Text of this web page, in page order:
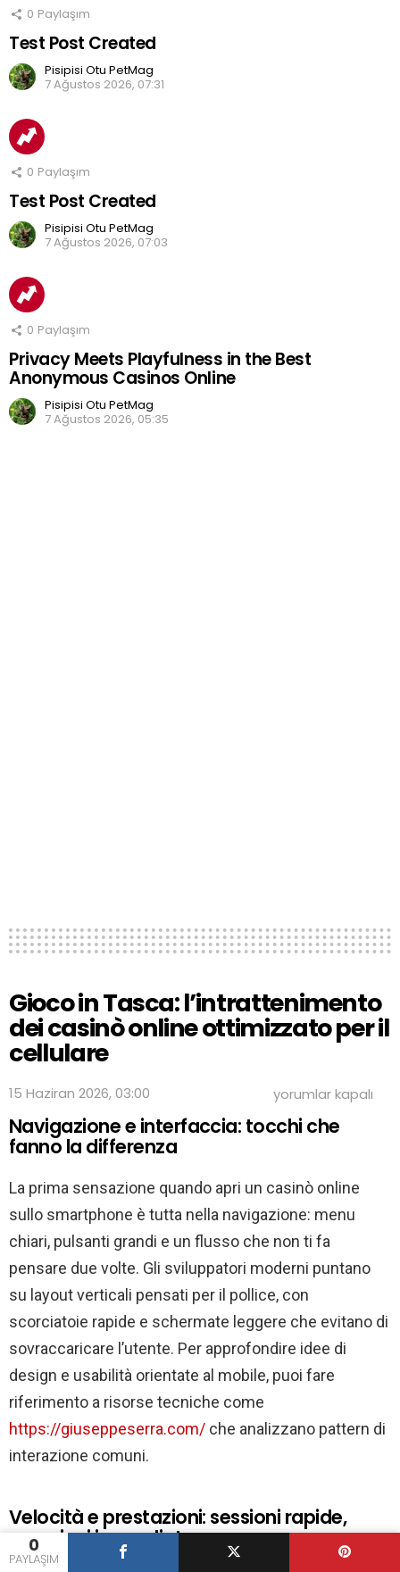
0
PAYLAŞIM
0 Paylaşım
Test Post Created
Pisipisi Otu PetMag
7 Ağustos 2026, 07:31
0 Paylaşım
Test Post Created
Pisipisi Otu PetMag
7 Ağustos 2026, 07:03
0 Paylaşım
Privacy Meets Playfulness in the Best
Anonymous Casinos Online
Pisipisi Otu PetMag
7 Ağustos 2026, 05:35
Gioco in Tasca: l’intrattenimento
dei casinò online ottimizzato per il
cellulare
15 Haziran 2026, 03:00
Gioco
in
Tasca:
online
ottimizzato
per
il
cellulare
için
yorumlar kapalı
Navigazione e interfaccia: tocchi che
fanno la differenza
La prima sensazione quando apri un casinò online
sullo smartphone è tutta nella navigazione: menu
chiari, pulsanti grandi e un flusso che non ti fa
pensare due volte. Gli sviluppatori moderni puntano
su layout verticali pensati per il pollice, con
scorciatoie rapide e schermate leggere che evitano di
sovraccaricare l’utente. Per approfondire idee di
design e usabilità orientate al mobile, puoi fare
riferimento a risorse tecniche come
https://giuseppeserra.com/ che analizzano pattern di
interazione comuni.
Velocità e prestazioni: sessioni rapide,
emozioni immediate